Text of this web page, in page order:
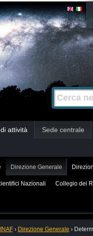
Cerca nel
attività Sede centrale
Direzione Generale
Nazionali Collegio dei
› Direzione Generale ›